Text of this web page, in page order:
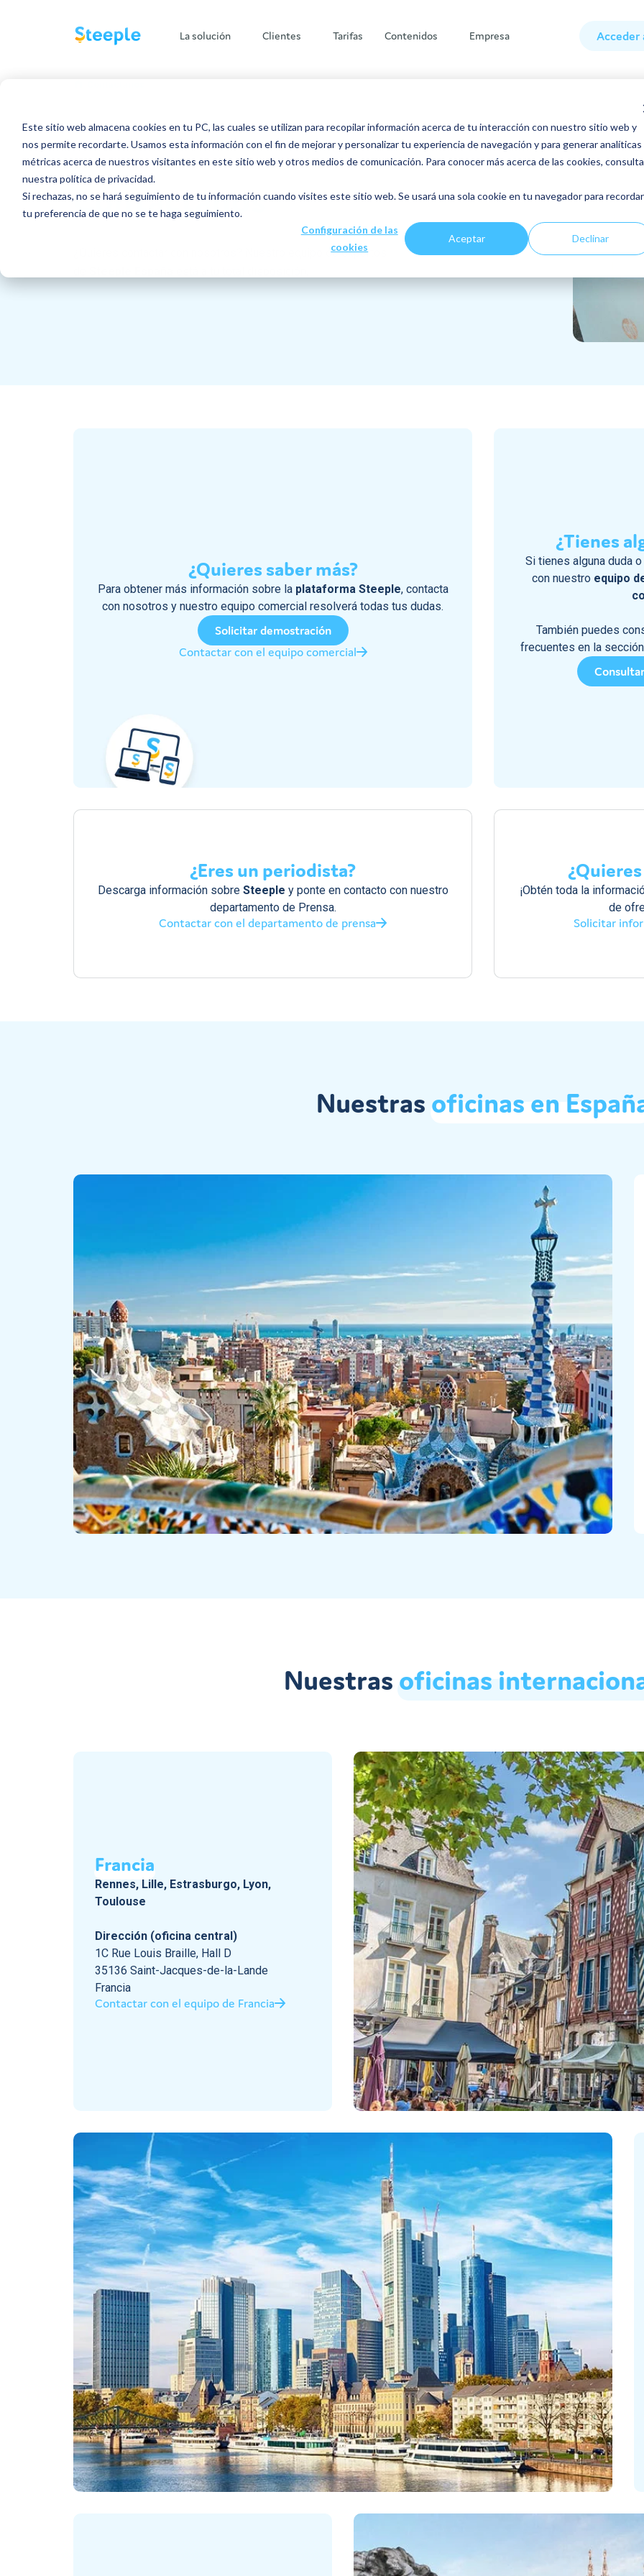
Este sitio web almacena cookies en tu PC, las cuales se utilizan para recopilar información acerca de tu interacción con nuestro sitio web y
nos permite recordarte. Usamos esta información con el fin de mejorar y personalizar tu experiencia de navegación y para generar analíticas
métricas acerca de nuestros visitantes en este sitio web y otros medios de comunicación. Para conocer más acerca de las cookies, consulta
nuestra política de privacidad.
Si rechazas, no se hará seguimiento de tu información cuando visites este sitio web. Se usará una sola cookie en tu navegador para recordar
tu preferencia de que no se te haga seguimiento.
Configuración de las
cookies
Aceptar Declinar
La solución
Multidispositivo
Aplicaciones
Publicaciones
Docs
Funcionalidades
Notificaciones
Clientes
Sectores empresariales
Sector Alimentación
Gran Distribución
Casos de Éxito
RUBI Group
La
Tarifas Contenidos
Nuevos articulos
ciclo de vida del
empleado dentro de la
empresa
Descubrir
Blog y contenidos
Centro de ayuda de Steeple
Experiencia del empleado
interno de tu organización?
¿Cómo cambiar de trabajo sin
Empresa
La empresa
¿Quiénes somos?
Nuestra cultura
Programa de referidos
Acceder
Contáctanos
¿Quieres contactar con nosotros? Nuestro equipo de expertos
¿Quieres saber más?
Para obtener más información sobre la plataforma Steeple, contacta
con nosotros y nuestro equipo comercial resolverá todas tus dudas.
Solicitar demostración
Contactar con el equipo comercial
¿Tienes
Si tienes alguna duda
con nuestro equipo
También puedes
frecuentes en la
¿Eres un periodista?
Descarga información sobre Steeple y ponte en contacto con nuestro
departamento de Prensa.
Contactar con el departamento de prensa
¡Obtén toda la
de
Solicitar
Nuestras oficinas en
Nuestras oficinas
Francia
Rennes, Lille, Estrasburgo, Lyon,
Toulouse
Dirección (oficina central)
1C Rue Louis Braille, Hall D
35136 Saint-Jacques-de-la-Lande
Francia
Contactar con el equipo de Francia